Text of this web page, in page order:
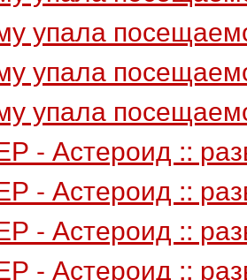
упала
упала
упала
- Астероид ::
- Астероид ::
- Астероид ::
- Астероид ::